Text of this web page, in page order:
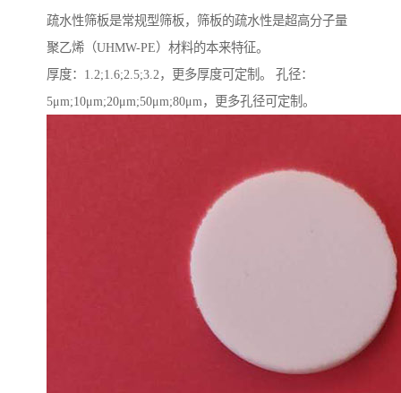
疏水性筛板是常规型筛板，筛板的疏水性是超高分子量
聚乙烯（UHMW-PE）材料的本来特征。
厚度：1.2;1.6;2.5;3.2，更多厚度可定制。 孔径：
5μm;10μm;20μm;50μm;80μm，更多孔径可定制。